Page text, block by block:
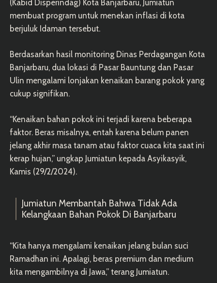
(Kabid Disperindag) Kota Banjarbaru, Jumiatun
membuat program untuk menekan inflasi di kota
berjuluk Idaman tersebut.
Berdasarkan hasil monitoring Dinas Perdagangan Kota
Banjarbaru, dua lokasi di Pasar Bauntung dan Pasar
Ulin mengalami lonjakan kenaikan barang pokok yang
cukup signifikan.
“Kenaikan bahan pokok ini terjadi karena beberapa
faktor. Beras misalnya, entah karena belum panen
jelang akhir masa tanam atau faktor cuaca kita saat ini
kerap hujan,” ungkap Jumiatun kepada Asyikasyik,
Kamis (29/2/2024).
Jumiatun Membantah Bahwa Tidak Ada
Kelangkaan Bahan Pokok Di Banjarbaru
“Kita hanya mengalami kenaikan jelang bulan suci
Ramadhan ini. Apalagi, beras premium dan medium
kita mengambilnya di Jawa,” terang Jumiatun.